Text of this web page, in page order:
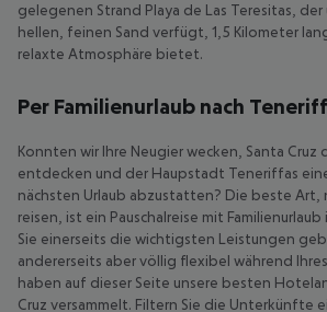
gelegenen Strand Playa de Las Teresitas,
hellen, feinen Sand verfügt, 1,5 Kilometer
relaxte Atmosphäre bietet.
Per Familienurlaub nach
Konnten wir Ihre Neugier wecken, Santa Cruz
entdecken und der Haupstadt Teneriffas
nächsten Urlaub abzustatten? Die beste Art,
reisen, ist ein Pauschalreise mit
Sie einerseits die wichtigsten Leistungen
andererseits aber völlig flexibel während
haben auf dieser Seite unsere besten
Cruz versammelt. Filtern Sie die Unterkünfte